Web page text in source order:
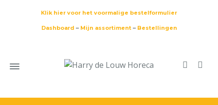
Klik hier voor het voormalige bestelformulier
Dashboard – Mijn assortiment– Bestellingen